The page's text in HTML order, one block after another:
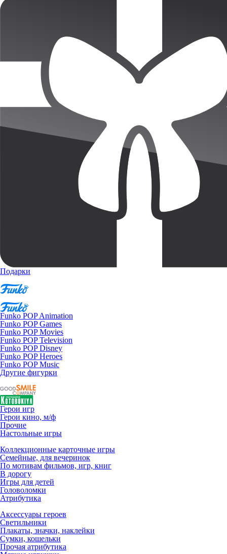
Подарки
Funko POP Animation
Funko POP Games
Funko POP Movies
Funko POP Television
Funko POP Disney
Funko POP Heroes
Funko POP Music
Другие фигурки
Герои игр
Герои кино, м/ф
Прочие
Настольные игры
Коллекционные карточные игры
Семейные, для вечеринок
По мотивам фильмов, игр, книг
В дорогу
Игры для детей
Головоломки
Атрибутика
Аксессуары героев
Светильники
Плакаты, значки, наклейки
Сумки, кошельки
Прочая атрибутика